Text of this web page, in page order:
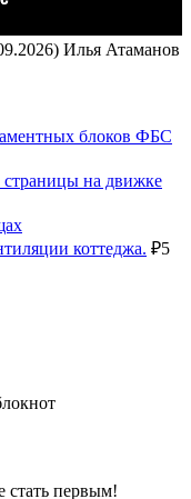
Илья Атаманов
блоков ФБС
на движке
коттеджа. ₽5
стать первым!